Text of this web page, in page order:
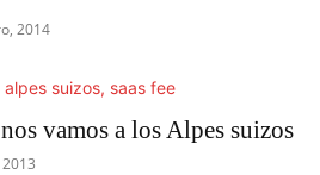
2014
vamos a los Alpes suizos